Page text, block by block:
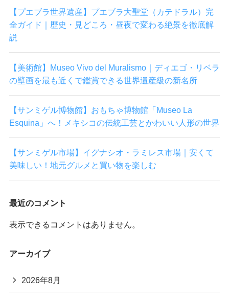
【プエブラ世界遺産】プエブラ大聖堂（カテドラル）完
全ガイド｜歴史・見どころ・昼夜で変わる絶景を徹底解
説
【美術館】Museo Vivo del Muralismo｜ディエゴ・リベラ
の壁画を最も近くで鑑賞できる世界遺産級の新名所
【サンミゲル博物館】おもちゃ博物館「Museo La
Esquina」へ！メキシコの伝統工芸とかわいい人形の世界
【サンミゲル市場】イグナシオ・ラミレス市場｜安くて
美味しい！地元グルメと買い物を楽しむ
最近のコメント
表示できるコメントはありません。
アーカイブ
2026年8月